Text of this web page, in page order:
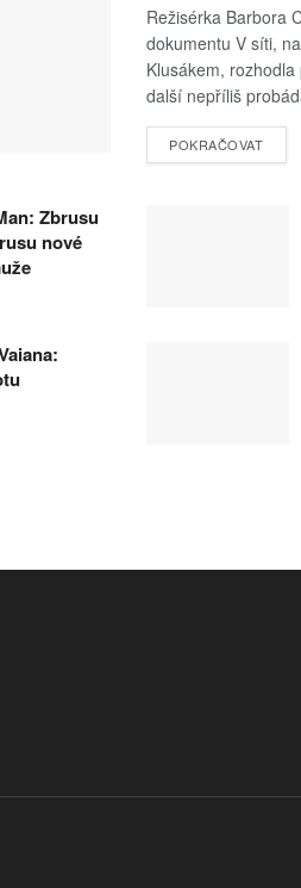
Režisérka Barbora
dokumentu V síti,
Klusákem,
další nepříliš
POKRAČOVAT
Zbrusu
nové